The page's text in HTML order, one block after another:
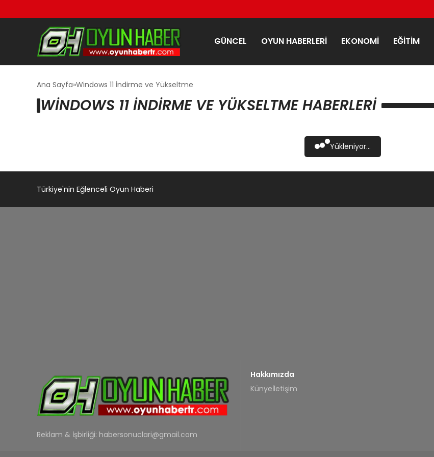
GÜNCEL OYUN HABERLERI EKONOMI EĞITIM
Ana Sayfa Windows 11 İndirme ve Yükseltme
WINDOWS 11 İNDIRME VE YÜKSELTME HABERLERI
Yükleniyor...
Türkiye'nin Eğlenceli Oyun Haberi
Reklam & İşbirliği: habersonuclari@gmail.com
Hakkımızda
Künyeİletişim